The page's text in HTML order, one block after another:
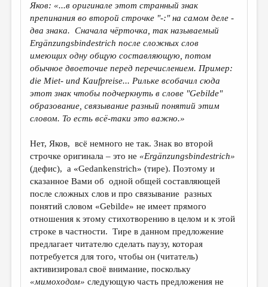
Яков: «...в оригинале этот странный знак
препинания во второй строчке "-:" на самом деле -
два знака. Сначала чёрточка, так называемый
Ergänzungsbindestrich после сложных слов
имеющих одну общую составляющую, потом
обычное двоеточие перед перечислением. Пример:
die Miet- und Kaufpreise... Рильке всобачил сюда
этот знак чтобы подчеркнуть в слове "Gebilde"
образование, связывание разный понятий этим
словом. То есть всё-таки это важно.»
Нет, Яков, всё немного не так. Знак во второй
строчке оригинала – это не «Ergänzungsbindestrich»
(дефис), а «Gedankenstrich» (тире). Поэтому и
сказанное Вами об одной общей составляющей
после сложных слов и про связывание разных
понятий словом «Gebilde» не имеет прямого
отношения к этому стихотворению в целом и к этой
строке в частности. Тире в данном предложение
предлагает читателю сделать паузу, которая
потребуется для того, чтобы он (читатель)
активизировал своё внимание, поскольку
«мимоходом» следующую часть предложения не